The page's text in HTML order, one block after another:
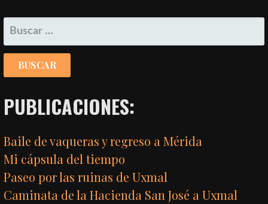
BUSCAR:
PUBLICACIONES:
Baile de vaqueras y regreso a Mérida
Mi cápsula del tiempo
Paseo por las ruinas de Uxmal
Caminata de la Hacienda San José a Uxmal